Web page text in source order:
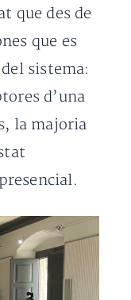
que des de
que es
sistema:
d’una
la majoria